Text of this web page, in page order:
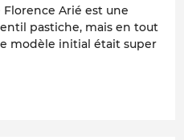
Florence Arié est une
pastiche, mais en tout
modèle initial était super